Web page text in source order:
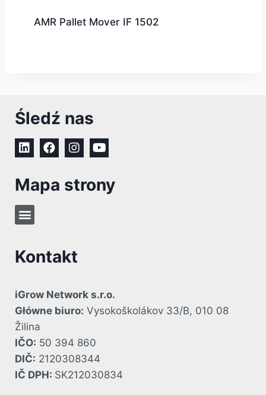
AMR Pallet Mover IF 1502
Śledź nas
Mapa strony
Kontakt
iGrow Network s.r.o.
Główne biuro: Vysokoškolákov 33/B, 010 08
Žilina
IČO: 50 394 860
DIČ: 2120308344
IČ DPH: SK212030834